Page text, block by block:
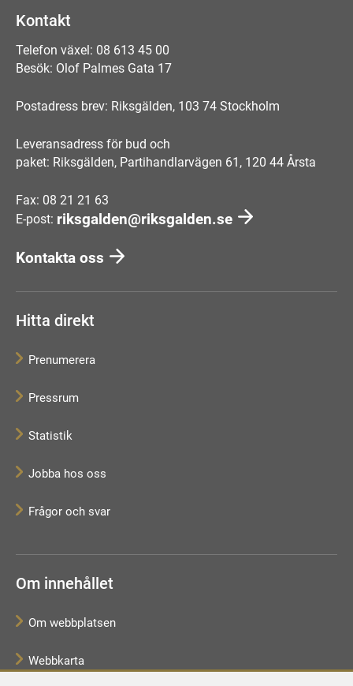
Kontakt
Telefon växel: 08 613 45 00
Besök: Olof Palmes Gata 17
Postadress brev: Riksgälden, 103 74 Stockholm
Leveransadress för bud och
paket: Riksgälden, Partihandlarvägen 61, 120 44 Årsta
Fax: 08 21 21 63
E-post: riksgalden@riksgalden.se
Kontakta oss
Hitta direkt
Prenumerera
Pressrum
Statistik
Jobba hos oss
Frågor och svar
Om innehållet
Om webbplatsen
Webbkarta